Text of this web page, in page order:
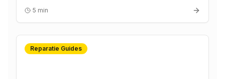
zeker als u midden in uw trainingsschema zit.
5 min
Reparatie Guides